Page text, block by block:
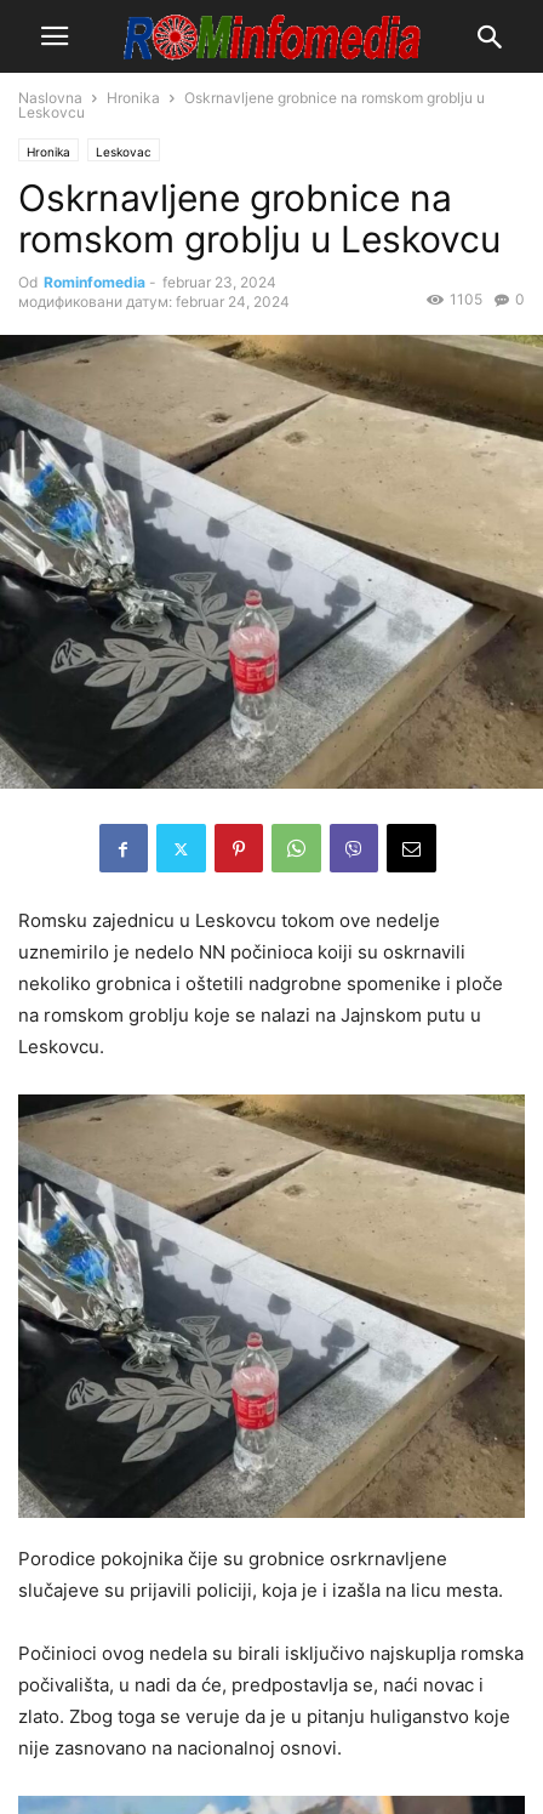
Naslovna Hronika
Oskrnavljene grobnice na romskom groblju u
Leskovcu
Hronika Leskovac
Oskrnavljene grobnice na
romskom groblju u Leskovcu
Od Rominfomedia - februar 23, 2024
модификовани датум: februar 24, 2024
0
1105
Romsku zajednicu u Leskovcu tokom ove nedelje
uznemirilo je nedelo NN počinioca koiji su oskrnavili
nekoliko grobnica i oštetili nadgrobne spomenike i ploče
na romskom groblju koje se nalazi na Jajnskom putu u
Leskovcu.
Porodice pokojnika čije su grobnice osrkrnavljene
slučajeve su prijavili policiji, koja je i izašla na licu mesta.
Počinioci ovog nedela su birali isključivo najskuplja romska
počivališta, u nadi da će, predpostavlja se, naći novac i
zlato. Zbog toga se veruje da je u pitanju huliganstvo koje
nije zasnovano na nacionalnoj osnovi.